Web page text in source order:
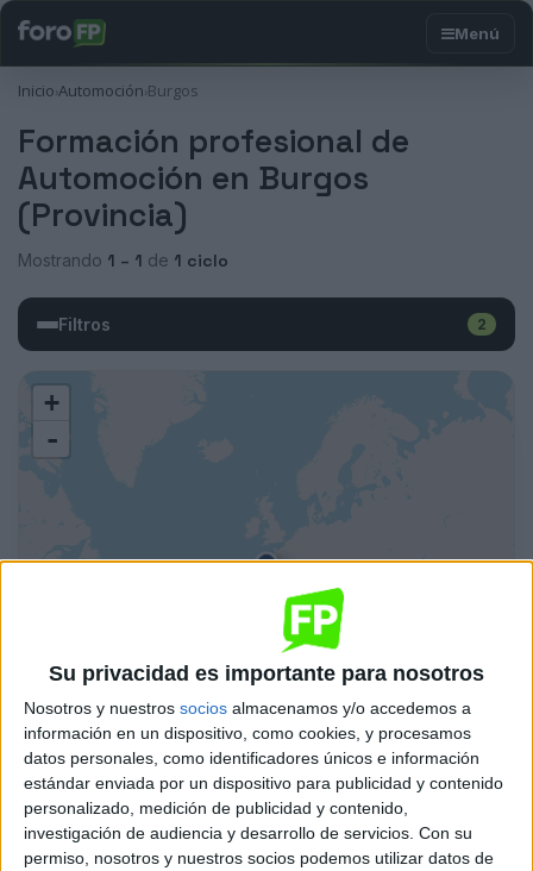
Su privacidad es importante para nosotros
Nosotros y nuestros socios almacenamos y/o accedemos a
información en un dispositivo, como cookies, y procesamos
datos personales, como identificadores únicos e información
estándar enviada por un dispositivo para publicidad y contenido
personalizado, medición de publicidad y contenido,
investigación de audiencia y desarrollo de servicios. Con su
permiso, nosotros y nuestros socios podemos utilizar datos de
Inicio›Automoción›Burgos
Formación profesional de
Automoción en Burgos
(Provincia)
Mostrando 1 – 1 de 1 ciclo
Filtros 2
Automoción
+
-
Leaflet| OSM Mapnik